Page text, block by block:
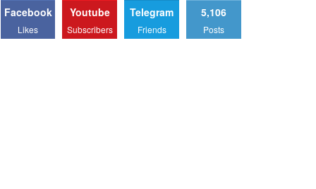
Facebook
Likes
Youtube
Subscribers
Telegram
Friends
5,106
Posts